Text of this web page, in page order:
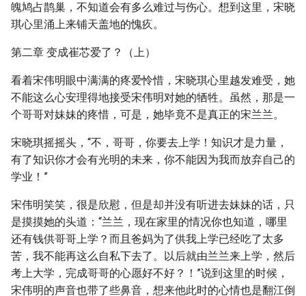
魄鸠占鹊巢，不知道会有多么难过与伤心。想到这里，宋晓
琪心里涌上来铺天盖地的愧疚。
第二章 变成崔芯爱了？（上）
看着宋伟明眼中满满的疼爱怜惜，宋晓琪心里越发难受，她
不能这么心安理得地接受宋伟明对她的牺牲。虽然，那是一
个哥哥对妹妹的疼惜，可是，她毕竟不是真正的宋兰兰。
宋晓琪摇摇头，“不，哥哥，你要去上学！知识才是力量，
有了知识你才会有光明的未来，你不能因为我而放弃自己的
学业！”
宋伟明笑笑，很是欣慰，但是却并没有听进去妹妹的话，只
是摸摸她的头道：“兰兰，现在家里的情况你也知道，哪里
还有钱供哥哥上学？而且爸妈为了供我上学已经吃了太多
苦，我不能再这么自私下去了。以后就由兰兰来上学，然后
考上大学，完成哥哥的心愿好不好？！”说到这里的时候，
宋伟明的声音也带了些鼻音，想来他此时的心情也是翻江倒